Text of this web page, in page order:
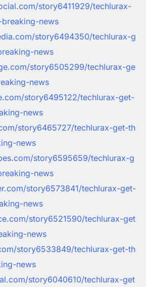
story6411929/techlurax-
news
story6494350/techlurax-g
news
story6505299/techlurax-ge
news
story6495122/techlurax-get-
news
story6465727/techlurax-get-th
news
story6595659/techlurax-g
news
story6573841/techlurax-get-
news
story6521590/techlurax-get
news
story6533849/techlurax-get-th
news
story6040610/techlurax-get